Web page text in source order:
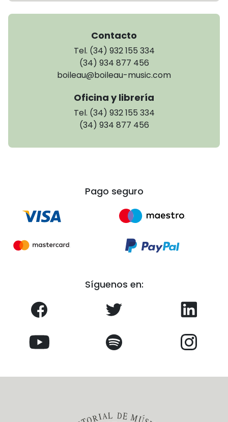
Contacto
Tel. (34) 932 155 334
(34) 934 877 456
boileau@boileau-music.com
Oficina y librería
Tel. (34) 932 155 334
(34) 934 877 456
Pago seguro
Síguenos en: